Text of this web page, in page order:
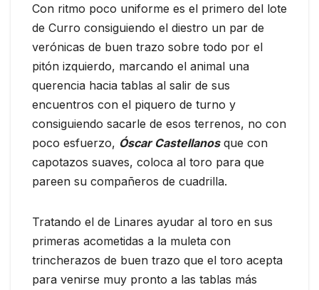
Con ritmo poco uniforme es el primero del lote
de Curro consiguiendo el diestro un par de
verónicas de buen trazo sobre todo por el
pitón izquierdo, marcando el animal una
querencia hacia tablas al salir de sus
encuentros con el piquero de turno y
consiguiendo sacarle de esos terrenos, no con
poco esfuerzo, Óscar Castellanosque con
capotazos suaves, coloca al toro para que
pareen su compañeros de cuadrilla.
Tratando el de Linares ayudar al toro en sus
primeras acometidas a la muleta con
trincherazos de buen trazo que el toro acepta
para venirse muy pronto a las tablas más